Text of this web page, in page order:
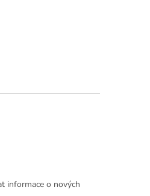
informace o nových